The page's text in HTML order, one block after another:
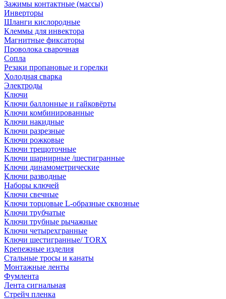
Зажимы контактные (массы)
Инверторы
Шланги кислородные
Клеммы для инвектора
Магнитные фиксаторы
Проволока сварочная
Сопла
Резаки пропановые и горелки
Холодная сварка
Электроды
Ключи
Ключи баллонные и гайковёрты
Ключи комбинированные
Ключи накидные
Ключи разрезные
Ключи рожковые
Ключи трещоточные
Ключи шарнирные /шестигранные
Ключи динамометрические
Ключи разводные
Наборы ключей
Ключи свечные
Ключи торцовые L-образные сквозные
Ключи трубчатые
Ключи трубные рычажные
Ключи четырехгранные
Ключи шестигранные/ TORX
Крепежные изделия
Стальные тросы и канаты
Монтажные ленты
Фумлента
Лента сигнальная
Стрейч пленка